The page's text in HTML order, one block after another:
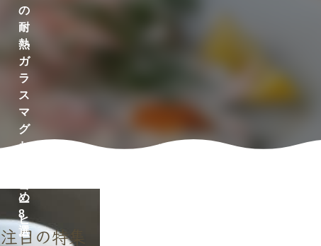
注目の特集
の
耐
熱
ガ
ラ
ス
マ
グ
お
め
8
選
ー
ヒ
ー